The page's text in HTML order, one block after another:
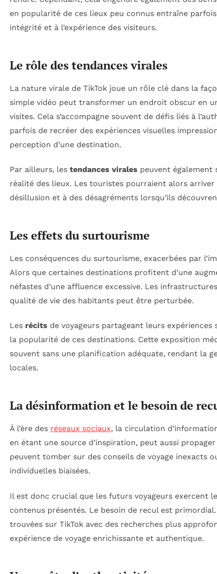
en popularité de ces lieux peu connus entraîne
intégrité et à l’expérience des visiteurs.
Le rôle des tendances virales
La nature virale de TikTok joue un rôle clé dans la
simple vidéo peut transformer un endroit obscur en
visites. Cela s’accompagne souvent de défis liés à
parfois de recréer des expériences visuelles
perception d’une destination.
Par ailleurs, les tendances virales peuvent également
réalité des lieux. Les touristes pourraient alors
désillusion et à des désagréments lorsqu’ils
Les effets du surtourisme
Les conséquences du surtourisme, exacerbées par
Alors que certaines destinations profitent d’une
néfastes d’une affluence excessive. Les
qualité de vie des habitants peut être perturbée.
Les récits de voyageurs partageant leurs
la popularité de ces destinations. Cette exposition
souvent sans une planification adéquate, rendant la
locales.
La désinformation et le besoin de
À l’ère des réseaux sociaux, la circulation
en étant une source d’inspiration, peut aussi
peuvent tomber sur des conseils de voyage inexacts
individuelles biaisées.
Il est donc crucial que les futurs voyageurs exercent
contenus présentés. Le besoin de recul est
trouvées sur TikTok avec des recherches plus
expérience de voyage enrichissante et authentique.